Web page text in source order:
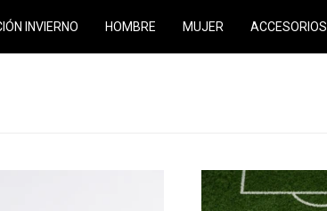
INVIERNO HOMBRE MUJER ACCESORIOS